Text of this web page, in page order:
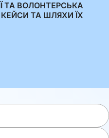
ТА ВОЛОНТЕРСЬКА
ТА ШЛЯХИ ЇХ